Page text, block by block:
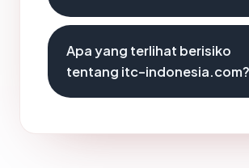
Apa yang terlihat berisiko
tentang itc-indonesia.com?